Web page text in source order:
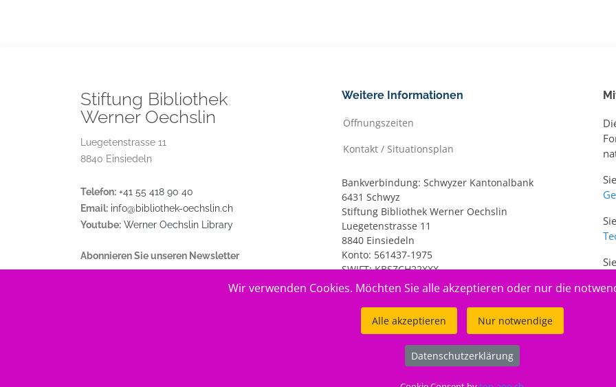
Stiftung Bibliothek
Werner Oechslin
Luegetenstrasse 11
8840 Einsiedeln
Telefon: +41 55 418 90 40
Email: info@bibliothek-oechslin.ch
Youtube: Werner Oechslin Library
Abonnieren Sie unseren Newsletter
Weitere Informationen
Öffnungszeiten
Kontakt / Situationsplan
Bankverbindung: Schwyzer Kantonalbank
6431 Schwyz
Stiftung Bibliothek Werner Oechslin
Luegetenstrasse 11
8840 Einsiedeln
Konto: 561437-1975
SWIFT: KBSZCH22XXX
IBAN: CH20 0077 7005 6143 7197 5
Wir verwenden Cookies. Möchten Sie alle akzeptieren oder nur die
Alle akzeptieren Nur notwendige
Datenschutzerklärung